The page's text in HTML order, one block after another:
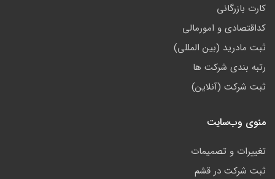
کارت بازرگانی
کداقتصادی و امورمالی
ثبت مادرید (بین المللی)
رتبه بندی شرکت ها
ثبت شرکت (آنلاین)
منوی وب‌سایت
تغییرات و تصمیمات
ثبت شرکت در قشم